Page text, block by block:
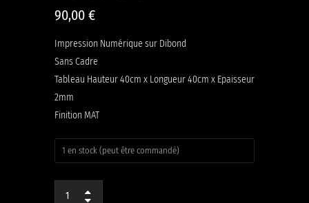
90,00 €
Impression Numérique sur Dibond
Sans Cadre
Tableau Hauteur 40cm x Longueur 40cm x Epaisseur
2mm
Finition MAT
1 en stock (peut être commandé)